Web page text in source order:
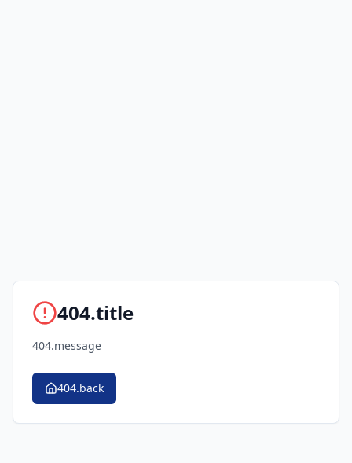
404.title
404.message
404.back